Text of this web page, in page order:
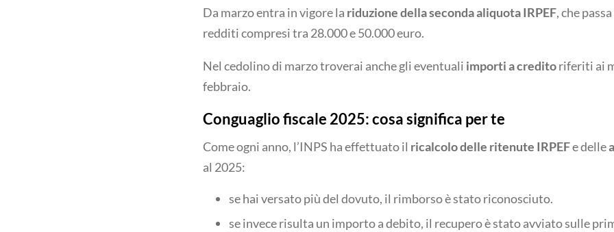
Da marzo entra in vigore la riduzione della seconda aliquota IRPEF, che
redditi compresi tra 28.000 e 50.000 euro.
Nel cedolino di marzo troverai anche gli eventuali importi a creditoriferiti ai
febbraio.
Conguaglio fiscale 2025: cosa significa per te
Come ogni anno, l’INPS ha effettuato il ricalcolo delle ritenute IRPEFe delle
al 2025:
se hai versato più del dovuto, il rimborso è stato riconosciuto.
se invece risulta un importo a debito, il recupero è stato avviato sulle